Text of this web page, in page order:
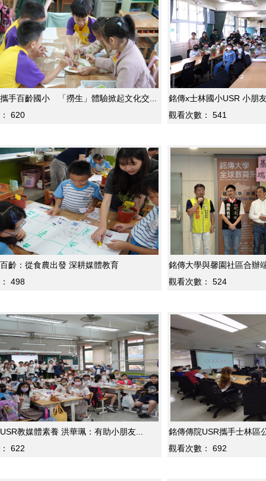
手百齡國小 「撈生」體驗掀起文化交...
620
銘傳x士林
觀看次數：
541
齡：從食農出發 深耕媒體教育
498
銘傳大學與馨園社區合辦
觀看次數：
524
教媒體素養 洪華珮：有助小朋友...
622
銘傳傳院USR攜手士林
觀看次數：
692